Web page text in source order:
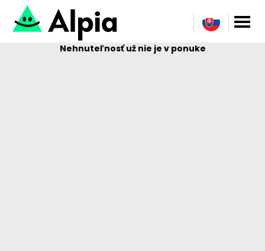
Nehnuteľnosť už nie je v ponuke